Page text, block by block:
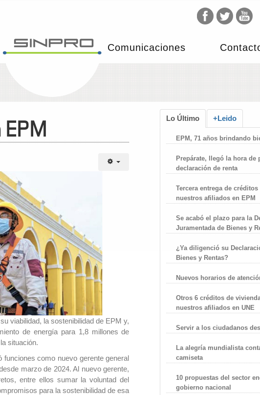
Comunicaciones
viabilidad, la sostenibilidad de EPM y,
de energía para 1,8 millones de
situación.
como nuevo gerente general
marzo de 2024. Al nuevo gerente,
entre ellos sumar la voluntad del
para la sostenibilidad de esa
Lo Último +Leido
EPM, 71 años brindando
Prepárate, llegó la hora de
declaración de renta
Tercera entrega de
nuestros afiliados en EPM
Se acabó el plazo para la
Juramentada de Bienes y
¿Ya diligenció su
Bienes y Rentas?
Nuevos horarios de
Otros 6 créditos de
nuestros afiliados en UNE
Servir a los ciudadanos
La alegría mundialista
camiseta
10 propuestas del sector
gobierno nacional